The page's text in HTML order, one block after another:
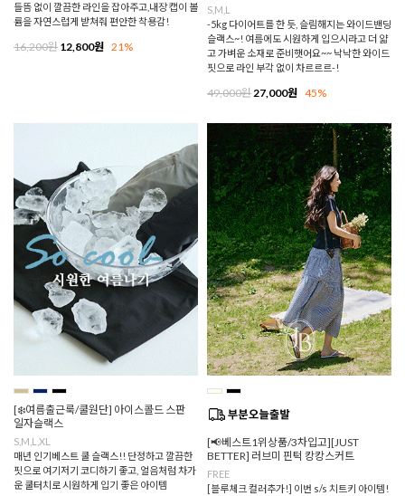
들뜸 없이 깔끔한 라인을 잡아주고,내장 캡이 볼
륨을 자연스럽게 받쳐줘 편안한 착용감!
16,200원 12,800원 21%
S,M,L
-5kg 다이어트를 한 듯, 슬림해지는 와이드밴딩
슬랙스~! 여름에도 시원하게 입으시라고 더 얇
고 가벼운 소재로 준비햇어요~~ 낙낙한 와이드
핏으로 라인 부각 없이 차르르르-!
49,000원27,000원 45%
[❄️여름출근룩/쿨원단] 아이스콜드 스판
일자슬랙스
S,M,L,XL
매년 인기베스트 쿨 슬랙스!! 단정하고 깔끔한
핏으로 여기저기 코디하기 좋고, 얼음처럼 차가
운 쿨터치로 시원하게 입기 좋은 아이템
[📢베스트1위상품/3차입고][JUST
BETTER] 러브미 핀턱 캉캉스커트
FREE
[블루체크 컬러추가!] 이번 s/s 치트키 아이템!